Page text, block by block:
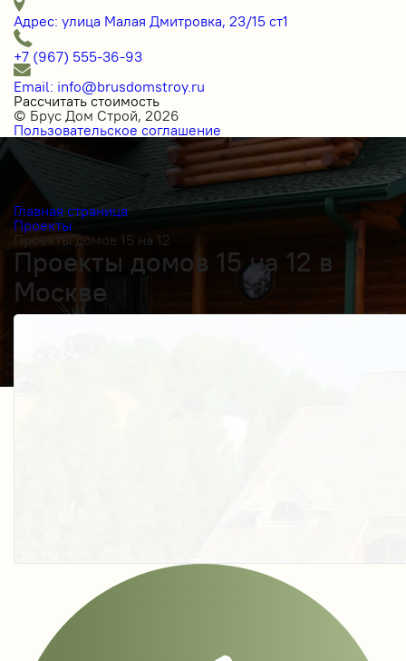
Адрес: улица Малая Дмитровка, 23/15 ст1
+7 (967) 555-36-93
Email: info@brusdomstroy.ru
Рассчитать стоимость
© Брус Дом Строй, 2026
Пользовательское соглашение
Главная страница
Проекты
Проекты домов 15 на 12
Проекты домов 15 на 12 в
Москве
Получить косультацию